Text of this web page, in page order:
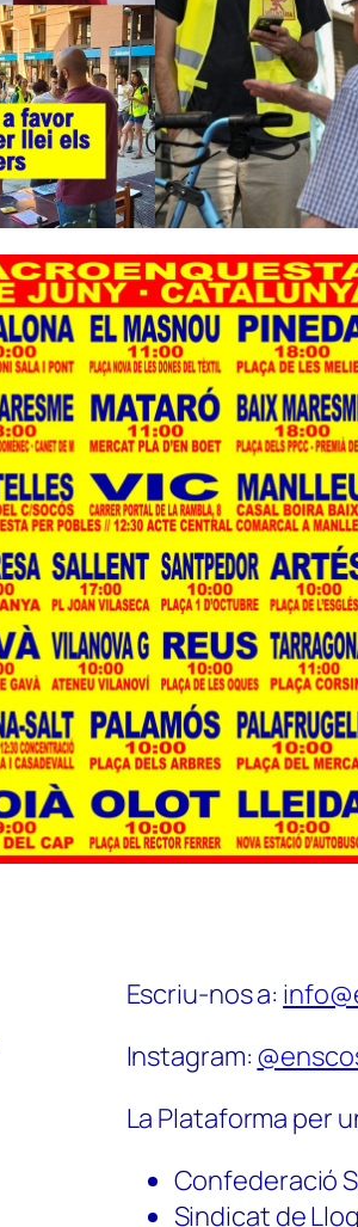
Escriu-nos a:
Instagram:
La Plataforma per
Confederació
Sindicat de